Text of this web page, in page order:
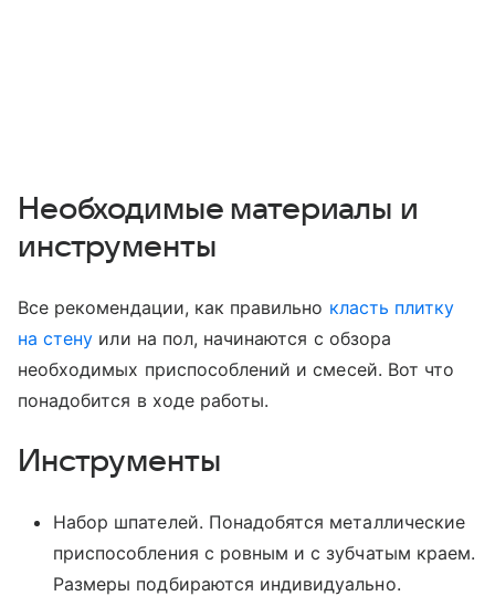
Необходимые материалы и
инструменты
Все рекомендации, как правильно класть плитку
на стену или на пол, начинаются с обзора
необходимых приспособлений и смесей. Вот что
понадобится в ходе работы.
Инструменты
Набор шпателей. Понадобятся металлические
приспособления с ровным и с зубчатым краем.
Размеры подбираются индивидуально.